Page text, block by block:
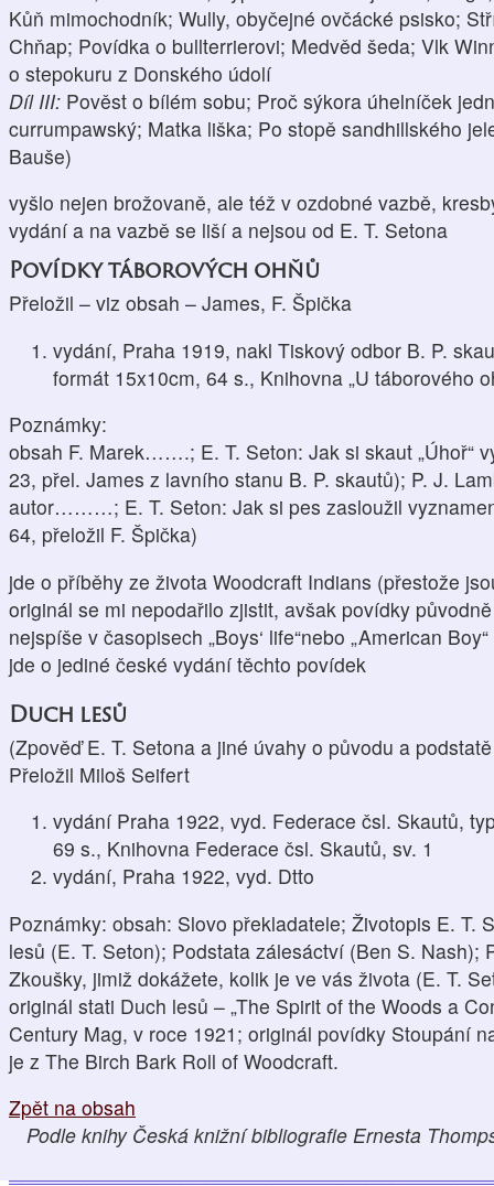
Kůň mimochodník; Wully, obyčejné ovčácké psisko;
Chňap; Povídka o bullterrierovi; Medvěd šeda; Vlk
o stepokuru z Donského údolí
Díl III: Pověst o bílém sobu; Proč sýkora úhelníček
currumpawský; Matka liška; Po stopě sandhillského
Bauše)
vyšlo nejen brožovaně, ale též v ozdobné vazbě,
vydání a na vazbě se liší a nejsou od E. T. Setona
Povídky táborových ohňů
Přeložil – viz obsah – James, F. Špička
vydání, Praha 1919, nakl Tiskový odbor B. P.
formát 15x10cm, 64 s., Knihovna „U táborového
Poznámky:
obsah F. Marek…….; E. T. Seton: Jak si skaut „Úhoř“
23, přel. James z lavního stanu B. P. skautů); P. J.
autor………; E. T. Seton: Jak si pes zasloužil
64, přeložil F. Špička)
jde o příběhy ze života Woodcraft Indians (přestože
originál se mi nepodařilo zjistit, avšak povídky
nejspíše v časopisech „Boys‘ life“nebo „American Boy“
jde o jediné české vydání těchto povídek
Duch lesů
(Zpověď E. T. Setona a jiné úvahy o původu a
Přeložil Miloš Seifert
vydání Praha 1922, vyd. Federace čsl. Skautů,
69 s., Knihovna Federace čsl. Skautů, sv. 1
vydání, Praha 1922, vyd. Dtto
Poznámky: obsah: Slovo překladatele; Životopis E. T.
lesů (E. T. Seton); Podstata zálesáctví (Ben S. Nash);
Zkoušky, jimiž dokážete, kolik je ve vás života (E. T.
originál stati Duch lesů – „The Spirit of the Woods a
Century Mag, v roce 1921; originál povídky Stoupání
je z The Birch Bark Roll of Woodcraft.
Zpět na obsah
Podle knihy Česká knižní bibliografie Ernesta